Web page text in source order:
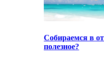
Собираемся в
полезное?